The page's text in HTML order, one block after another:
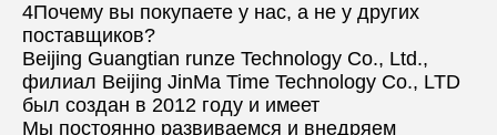
4Почему вы покупаете у нас, а не у других
поставщиков?
Beijing Guangtian runze Technology Co., Ltd.,
филиал Beijing JinMa Time Technology Co., LTD
был создан в 2012 году и имеет
Мы постоянно развиваемся и внедряем